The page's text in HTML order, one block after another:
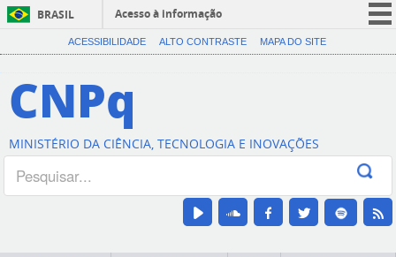
BRASIL
Acesso à informação
CORONAVÍRUS (COVID-19)
Canais
ACESSIBILIDADE ALTO CONTRASTE MAPA DO SITE
CNPq
MINISTÉRIO DA CIÊNCIA, TECNOLOGIA E INOVAÇÕES